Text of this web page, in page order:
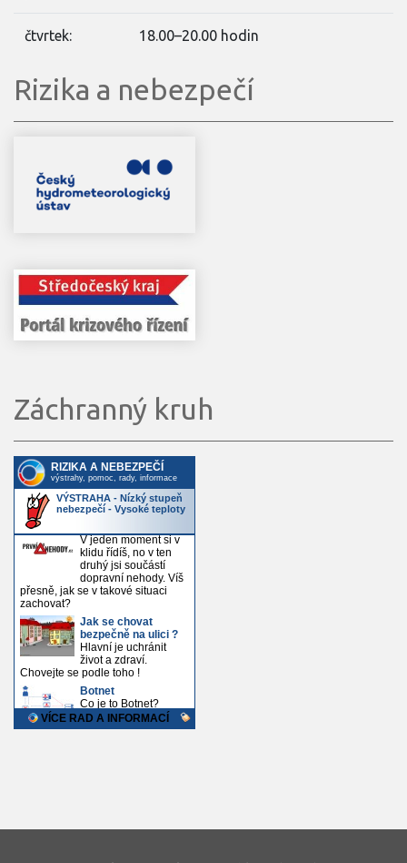
čtvrtek: 18.00–20.00 hodin
Rizika a nebezpečí
Záchranný kruh